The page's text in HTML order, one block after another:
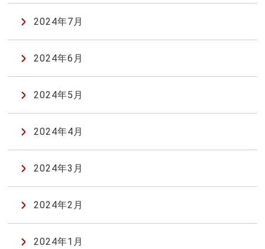
2024年7月
2024年6月
2024年5月
2024年4月
2024年3月
2024年2月
2024年1月